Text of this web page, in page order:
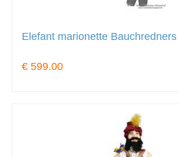
Elefant marionette Bauchredners
€ 599.00